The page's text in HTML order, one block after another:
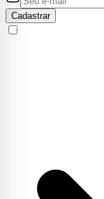
Cadastrar